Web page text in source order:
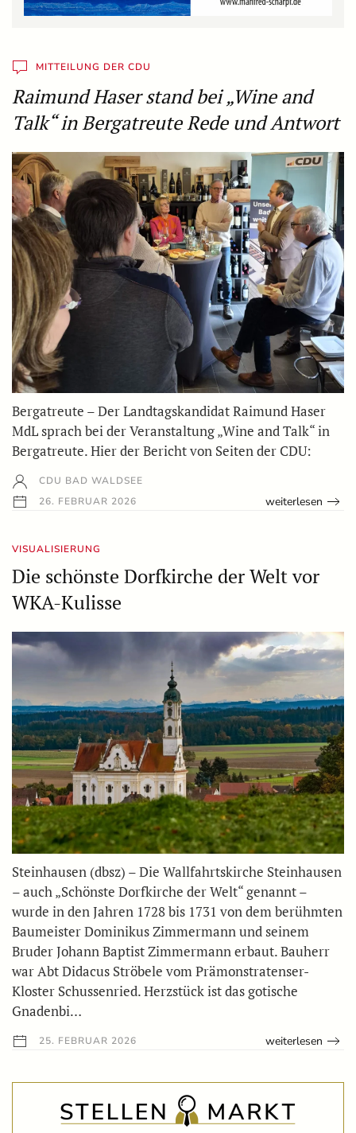
MITTEILUNG DER CDU
Raimund Haser stand bei „Wine and
Talk“ in Bergatreute Rede und Antwort
Bergatreute – Der Landtagskandidat Raimund Haser
MdL sprach bei der Veranstaltung „Wine and Talk“ in
Bergatreute. Hier der Bericht von Seiten der CDU:
CDU BAD WALDSEE
26. FEBRUAR 2026
weiterlesen
VISUALISIERUNG
Die schönste Dorfkirche der Welt vor
WKA-Kulisse
Steinhausen (dbsz) – Die Wallfahrtskirche Steinhausen
– auch „Schönste Dorfkirche der Welt“ genannt –
wurde in den Jahren 1728 bis 1731 von dem berühmten
Baumeister Dominikus Zimmermann und seinem
Bruder Johann Baptist Zimmermann erbaut. Bauherr
war Abt Didacus Ströbele vom Prämonstratenser-
Kloster Schussenried. Herzstück ist das gotische
Gnadenbi…
25. FEBRUAR 2026 weiterlesen